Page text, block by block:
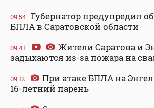
09:54 Губернатор предупредил
БПЛА в Саратовской области
09:41
Жители Саратова и
задыхаются из-за пожара на
09:12
При атаке БПЛА на
16-летний парень